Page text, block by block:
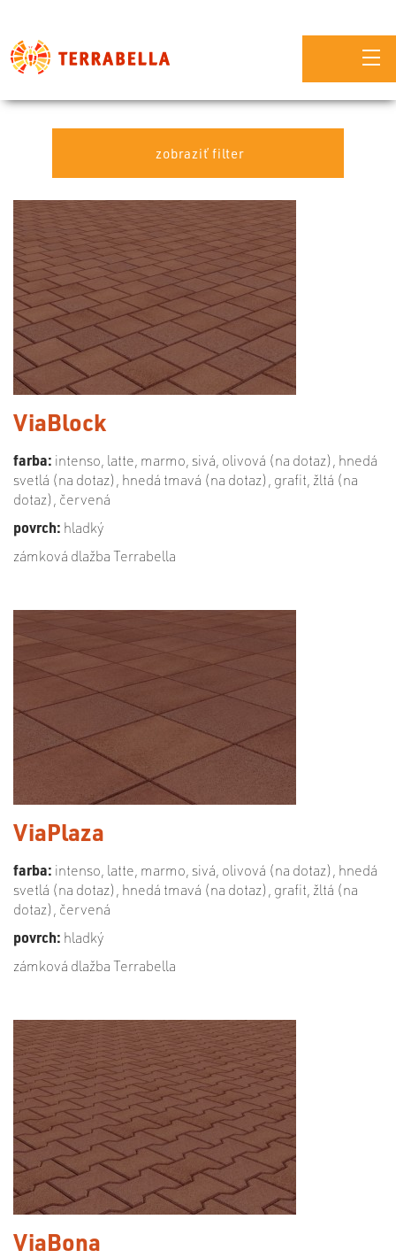
zobraziť filter
ViaBlock
farba: intenso, latte, marmo, sivá, olivová (na dotaz), hnedá
svetlá (na dotaz), hnedá tmavá (na dotaz), grafit, žltá (na
dotaz), červená
povrch: hladký
zámková dlažba Terrabella
ViaPlaza
farba: intenso, latte, marmo, sivá, olivová (na dotaz), hnedá
svetlá (na dotaz), hnedá tmavá (na dotaz), grafit, žltá (na
dotaz), červená
povrch: hladký
zámková dlažba Terrabella
ViaBona